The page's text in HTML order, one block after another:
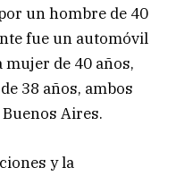
un hombre de 40
fue un automóvil
de 40 años,
38 años, ambos
Aires.
y la